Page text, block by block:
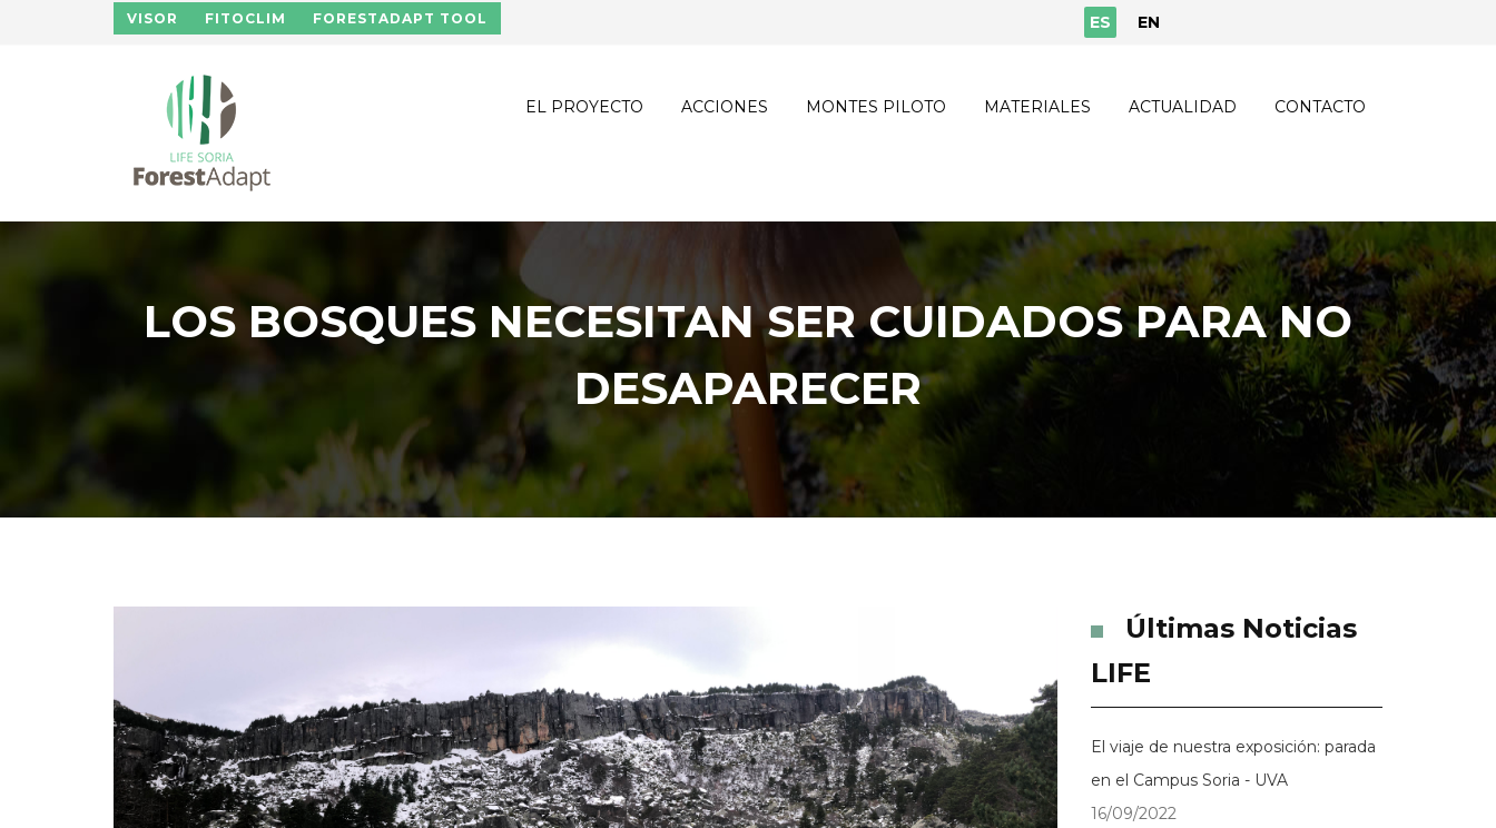
Pasar al contenido principal
VISOR FITOCLIM FORESTADAPT TOOL ES EN
EL PROYECTO ACCIONES MONTES PILOTO MATERIALES ACTUALIDAD CONTACTO
LOS BOSQUES NECESITAN SER CUIDADOS PARA NO
DESAPARECER
Últimas Noticias
LIFE
El viaje de nuestra exposición: parada
en el Campus Soria - UVA
16/09/2022